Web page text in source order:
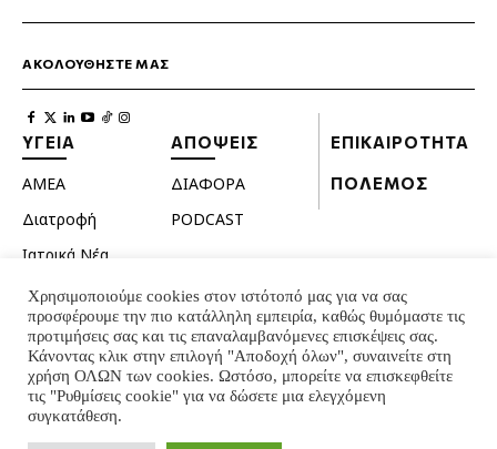
ΑΚΟΛΟΥΘΗΣΤΕ ΜΑΣ
ΥΓΕΙΑ
ΑΜΕΑ
Διατροφή
Ιατρικά Νέα
Κατοικίδια
Ομορφιά
Σεξουαλική ζωή
Ψυχολογία
ΑΠΟΨΕΙΣ
ΔΙΑΦΟΡΑ
PODCAST
ΕΠΙΚΑΙΡΟΤΗΤΑ
ΠΟΛΕΜΟΣ
Χρησιμοποιούμε cookies στον ιστότοπό μας για να σας
προσφέρουμε την πιο κατάλληλη εμπειρία, καθώς θυμόμαστε τις
προτιμήσεις σας και τις επαναλαμβανόμενες επισκέψεις σας.
Κάνοντας κλικ στην επιλογή "Αποδοχή όλων", συναινείτε στη
χρήση ΟΛΩΝ των cookies. Ωστόσο, μπορείτε να επισκεφθείτε
τις "Ρυθμίσεις cookie" για να δώσετε μια ελεγχόμενη
συγκατάθεση.